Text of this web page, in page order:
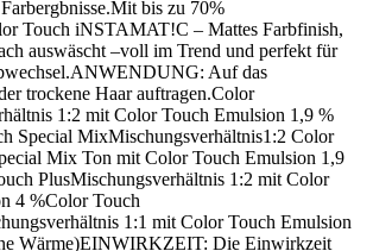
bis zu 70%
Touch iNSTAMAT!C – Mattes Farbfinish,
auswäscht –voll im Trend und perfekt für
Auf das
trockene Haar auftragen.Color
1:2 mit Color Touch Emulsion 1,9 %
Special MixMischungsverhältnis1:2 Color
Mix Ton mit Color Touch Emulsion 1,9
PlusMischungsverhältnis 1:2 mit Color
4 %Color Touch
1:1 mit Color Touch Emulsion
Wärme)EINWIRKZEIT: Die Einwirkzeit